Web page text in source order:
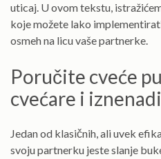
uticaj. U ovom tekstu,
koje možete lako
osmeh na licu vaše partnerke.
Poručite cveće
cvećare i
Jedan od klasičnih, ali uvek
svoju partnerku jeste slanje